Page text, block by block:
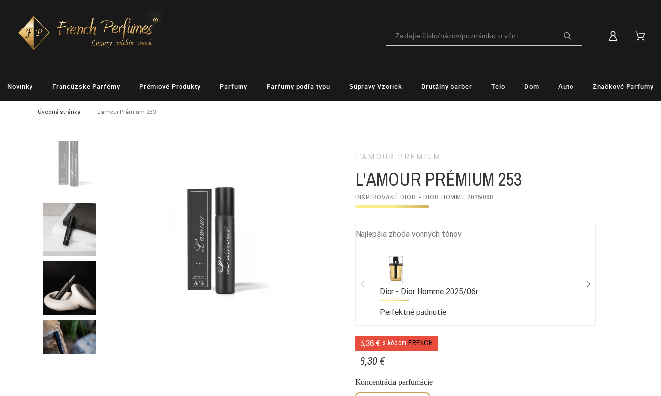
Novinky Francúzske Parfémy Prémiové Produkty Parfumy Parfumy podľa typu Súpravy Vzoriek Brutálny barber Telo Dom Auto Značkové Parfumy
Úvodná stránka L'amour Prémium 253
L’AMOUR PREMIUM
L'AMOUR PRÉMIUM 253
INŠPIROVANÉ DIOR - DIOR HOMME 2025/06R
Najlepšia zhoda vonných tónov
Dior - Dior Homme 2025/06r
Perfektné padnutie
5,36 € s kódom FRENCH
6,30 €
Koncentrácia parfumácie